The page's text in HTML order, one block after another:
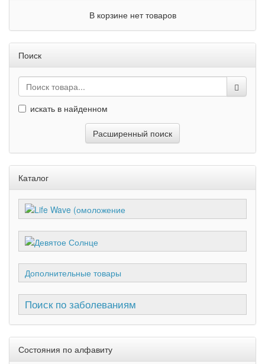
В корзине нет товаров
Поиск
искать в найденном
Расширенный поиск
Каталог
Дополнительные товары
Поиск по заболеваниям
Состояния по алфавиту